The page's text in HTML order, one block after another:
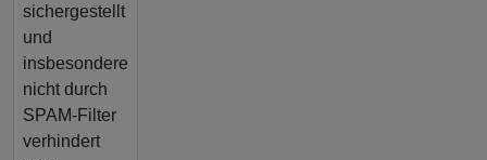
sichergestellt
und
insbesondere
nicht durch
SPAM-Filter
verhindert